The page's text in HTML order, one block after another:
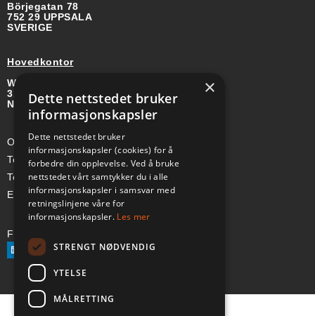
Börjegatan 78
752 29 UPPSALA
SVERIGE
Hovedkontor
Wirgenes vei 8B
3157 BARKÅKER
NORGE
Org-nr: 985 958 203 MVA
Telefon (Nor): +47 334 50 910
Telefon (Swe): +46 70-748 08 19
E-post: sales@a-ss.net
Følg oss på:
×
Dette nettstedet bruker
informasjonskapsler
Dette nettstedet bruker
informasjonskapsler (cookies) for å
forbedre din opplevelse. Ved å bruke
nettstedet vårt samtykker du i alle
informasjonskapsler i samsvar med
retningslinjene våre for
informasjonskapsler. Les mer
STRENGT NØDVENDIG
YTELSE
MÅLRETTING